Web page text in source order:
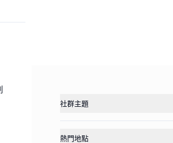
社群主題
熱門地點